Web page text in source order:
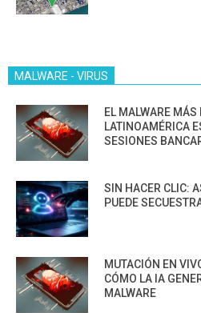
MALWARE - VIRUS
EL MALWARE MÁS
LATINOAMÉRICA
SESIONES
SIN HACER CLIC:
PUEDE
MUTACIÓN EN
CÓMO LA IA
MALWARE